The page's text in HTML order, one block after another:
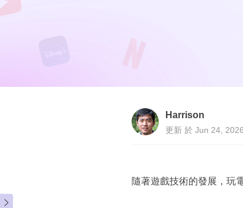

Harrison
更新 於 Jun 24, 2026
隨著遊戲技術的發展，玩